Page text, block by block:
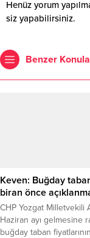
Henüz yorum
siz yapabilirsiniz.
Benzer
Keven: Buğday
biran önce
CHP Yozgat Milletvekili
Haziran ayı gelmesine
buğday taban